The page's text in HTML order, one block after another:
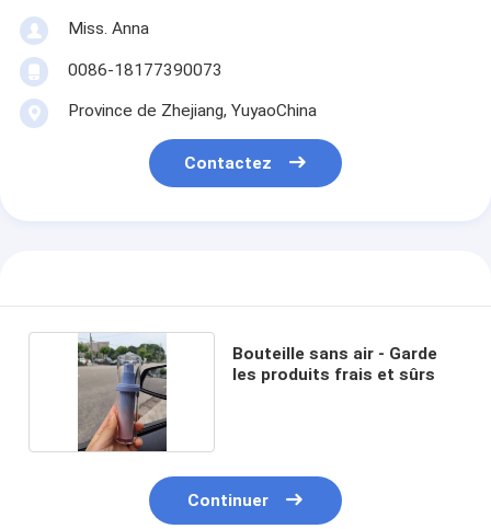
Miss. Anna
0086-18177390073
Province de Zhejiang, YuyaoChina
Contactez
Bouteille sans air - Garde
les produits frais et sûrs
Continuer